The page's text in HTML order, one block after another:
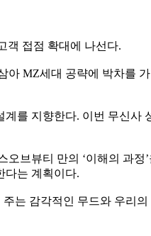
객 접점 확대에 나선다.
MZ세대 공략에 박차를
를 지향한다. 이번 무신사
브뷰티 만의 ‘이해의 과정
다는 계획이다.
는 감각적인 무드와 우리